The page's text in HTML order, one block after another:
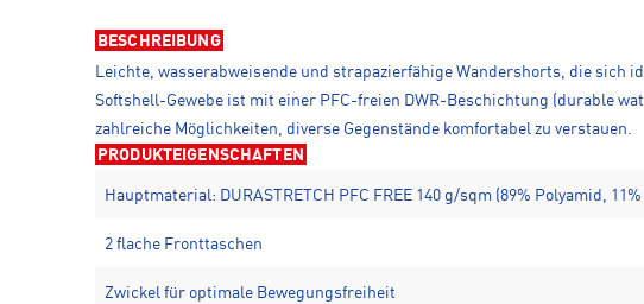
BESCHREIBUNG
Leichte, wasserabweisende und strapazierfähige Wandershorts, die
Softshell-Gewebe ist mit einer PFC-freien DWR-Beschichtung (durable
zahlreiche Möglichkeiten, diverse Gegenstände komfortabel zu verstauen.
PRODUKTEIGENSCHAFTEN
Hauptmaterial: DURASTRETCH PFC FREE 140 g/sqm (89% Polyamid,
2 flache Fronttaschen
Zwickel für optimale Bewegungsfreiheit